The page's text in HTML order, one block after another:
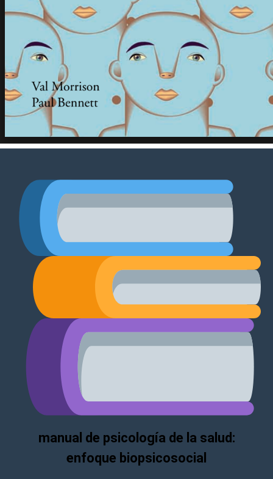
manual de psicología de la salud:
enfoque biopsicosocial